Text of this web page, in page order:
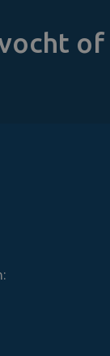
of